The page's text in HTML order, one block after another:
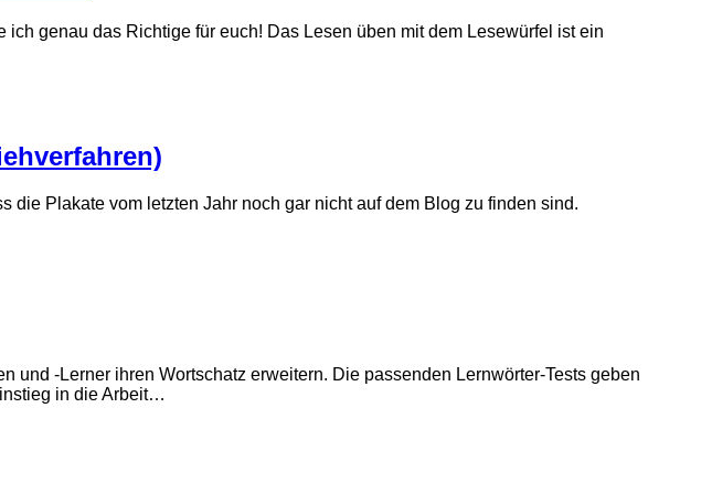
genau das Richtige für euch! Das Lesen üben mit dem Lesewürfel ist ein
Plakate vom letzten Jahr noch gar nicht auf dem Blog zu finden sind.
-Lerner ihren Wortschatz erweitern. Die passenden Lernwörter-Tests geben
in die Arbeit…